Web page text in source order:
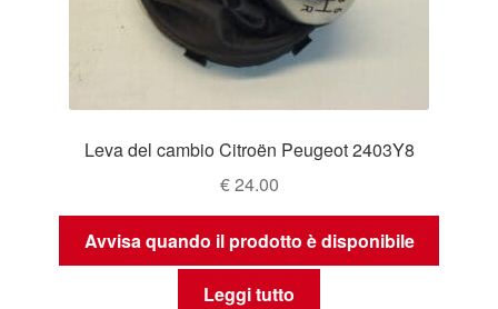
Leva del cambio Citroën Peugeot 2403Y8
€24.00
Avvisa quando il prodotto è disponibile
Leggi tutto